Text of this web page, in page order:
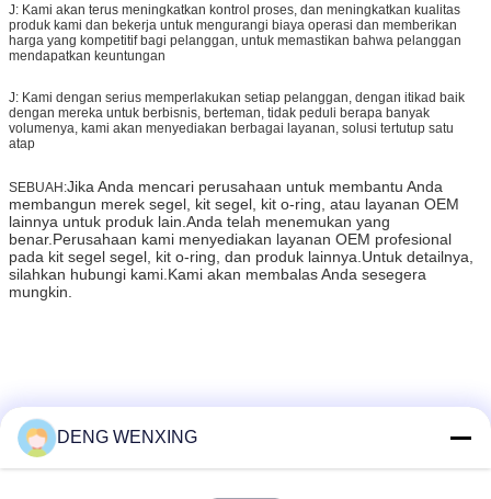
J: Kami akan terus meningkatkan kontrol proses, dan meningkatkan kualitas
produk kami dan bekerja untuk mengurangi biaya operasi dan memberikan
harga yang kompetitif bagi pelanggan, untuk memastikan bahwa pelanggan
mendapatkan keuntungan
J: Kami dengan serius memperlakukan setiap pelanggan, dengan itikad baik
dengan mereka untuk berbisnis, berteman, tidak peduli berapa banyak
volumenya, kami akan menyediakan berbagai layanan, solusi tertutup satu
atap
SEBUAH:Jika Anda mencari perusahaan untuk membantu Anda
membangun merek segel, kit segel, kit o-ring, atau layanan OEM
lainnya untuk produk lain.Anda telah menemukan yang
benar.Perusahaan kami menyediakan layanan OEM profesional
pada kit segel segel, kit o-ring, dan produk lainnya.Untuk detailnya,
silahkan hubungi kami.Kami akan membalas Anda sesegera
mungkin.
Tag:
ring piston hidrolik
DENG WENXING